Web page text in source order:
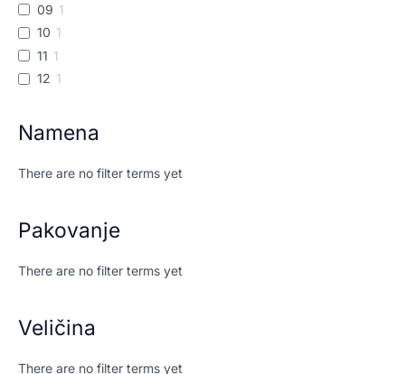
09 1
10 1
11 1
12 1
Namena
There are no filter terms yet
Pakovanje
There are no filter terms yet
Veličina
There are no filter terms yet